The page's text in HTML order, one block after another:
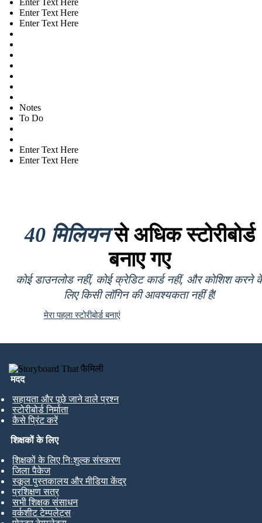
Enter Text Here
Enter Text Here
Enter Text Here
Notes
To Do
Enter Text Here
Enter Text Here
40 मिलियनसे अधिक स्टोरीबोर्ड
बनाए गए
कोई डाउनलोड नहीं, कोई क्रेडिट कार्ड नहीं, और कोशिश करने
लिए किसी लॉगिन की आवश्यकता नहीं है!
मेरा पहला स्टोरीबोर्ड बनाएं
मदद
सहायता और पूछे जाने वाले प्रश्न
स्टोरीबोर्ड निर्माता
कैसे प्रिंट करें
शिक्षकों के लिए
शिक्षकों के लिए निःशुल्क संस्करण
जिला पैकेज
स्कूल पुस्तकालय और मीडिया केंद्र
प्रशिक्षण सत्र
सभी शिक्षक संसाधन
वर्कशीट टेम्पलेट्स